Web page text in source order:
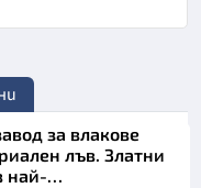
за влакове
лъв. Златни
най-